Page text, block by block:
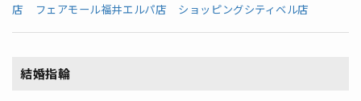
店
フェアモール福井エルパ店 ショッピングシティベル店
結婚指輪